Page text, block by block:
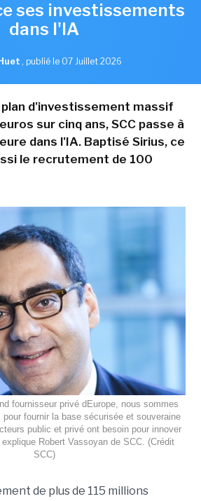
ses investissements
dans l'IA
, publié le 07 Juillet 2026
plan d'investissement massif
sur cinq ans, SCC passe à
dans l'IA. Baptisé Sirius, ce
le recrutement de 100
fournisseur privé dEurope, nous sommes
fournir la base sécurisée et souveraine
public et privé ont besoin pour innover
Robert Vassoyan de SCC. (Crédit
SCC)
de plus de 115 millions